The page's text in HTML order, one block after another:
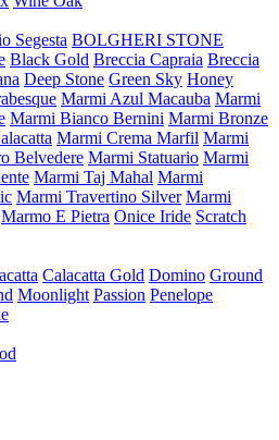
Segesta BOLGHERI STONE
Black Gold Breccia Capraia Breccia
Deep Stone Green Sky Honey
Marmi Azul Macauba Marmi
Marmi Bianco Bernini Marmi Bronze
Marmi Crema Marfil Marmi
Belvedere Marmi Statuario Marmi
Marmi Taj Mahal Marmi
Marmi Travertino Silver Marmi
Marmo E Pietra Onice Iride Scratch
Calacatta Gold Domino Ground
Moonlight Passion Penelope